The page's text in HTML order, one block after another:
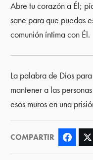
Abre tu corazón a Él;
sane para que puedas
comunión íntima con Él.
La palabra de Dios
mantener a las
esos muros en una
COMPARTIR